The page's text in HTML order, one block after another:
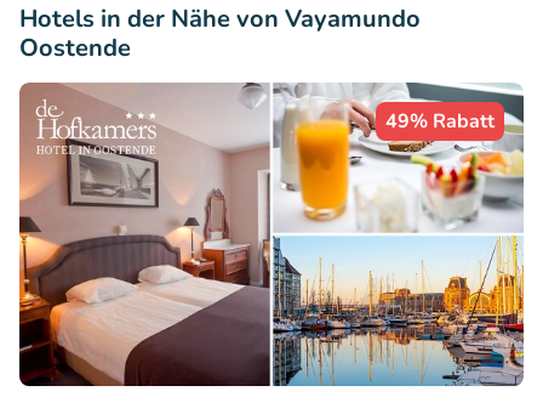
Hotels in der Nähe von Vayamundo
Oostende
49% Rabatt